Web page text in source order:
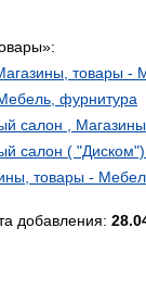
товары -
фурнитура
салон ,
салон (
товары -
добавления: